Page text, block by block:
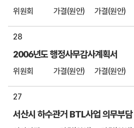
위원회 가결(원안) 가결(원안)
28
2006년도 행정사무감사계획서
위원회 가결(원안) 가결(원안)
27
서산시 하수관거 BTL사업 의무부